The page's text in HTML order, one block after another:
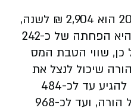
שווי נקודת זיכוי לשנת 2024 הוא 2,904 ₪ לשנה,
ומשמעותה של כל נקודה היא הפחתה של כ-242
שווי הטבת המס
שיכול לנצל את
נקודות הזיכוי במלואן יכול להגיע עד לכ-484
שקלים חדשים לחודש לכל הורה, ועד לכ-968